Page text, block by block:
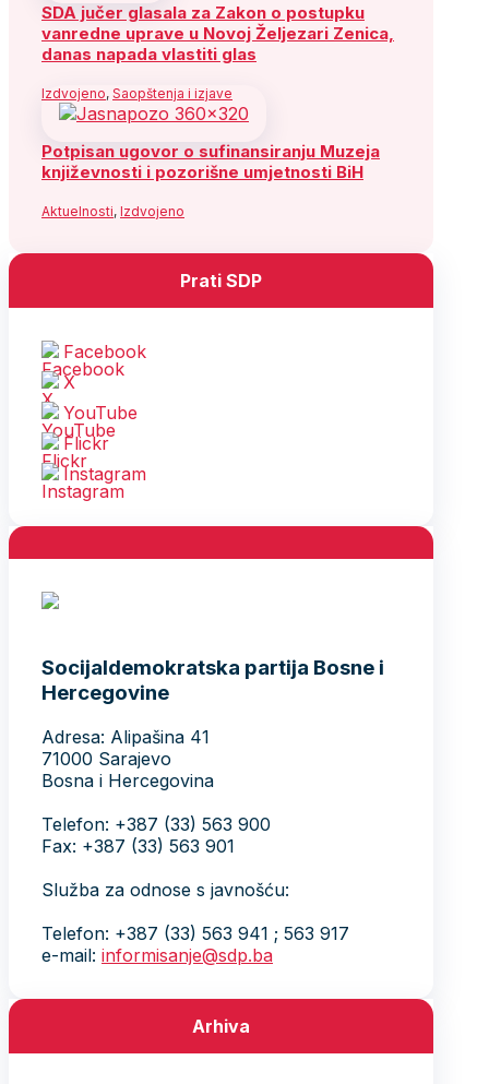
SDA jučer glasala za Zakon o postupku
vanredne uprave u Novoj Željezari Zenica,
danas napada vlastiti glas
Izdvojeno, Saopštenja i izjave
Potpisan ugovor o sufinansiranju Muzeja
književnosti i pozorišne umjetnosti BiH
Aktuelnosti, Izdvojeno
Prati SDP
Facebook
X
YouTube
Flickr
Instagram
Socijaldemokratska partija Bosne i
Hercegovine
Adresa: Alipašina 41
71000 Sarajevo
Bosna i Hercegovina
Telefon: +387 (33) 563 900
Fax: +387 (33) 563 901
Služba za odnose s javnošću:
Telefon: +387 (33) 563 941 ; 563 917
e-mail: informisanje@sdp.ba
Arhiva